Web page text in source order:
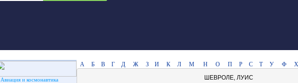
Авиация и космонавтика
А Б В Г Д Ж З И К Л М Н О П Р С Т У Ф Х
ШЕВРОЛЕ, ЛУИС